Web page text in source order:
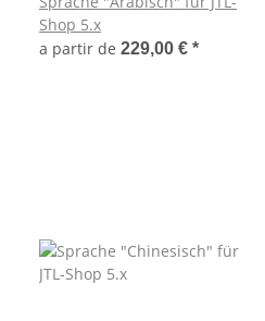
Shop 5.x
a partir de 229,00 € *